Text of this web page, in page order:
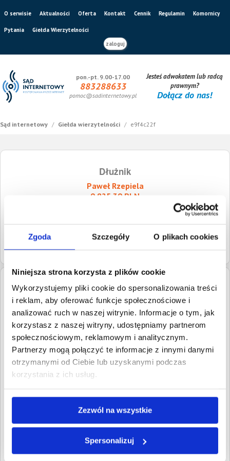
Zgoda Szczegóły O plikach cookies
Niniejsza strona korzysta z plików cookie
Wykorzystujemy pliki cookie do spersonalizowania treści
i reklam, aby oferować funkcje społecznościowe i
analizować ruch w naszej witrynie. Informacje o tym, jak
korzystasz z naszej witryny, udostępniamy partnerom
społecznościowym, reklamowym i analitycznym.
Partnerzy mogą połączyć te informacje z innymi danymi
otrzymanymi od Ciebie lub uzyskanymi podczas
korzystania z ich usług.
Zezwól na wszystkie
Spersonalizuj
O serwisie Aktualności Oferta Kontakt Cennik Regulamin Komornicy
Pytania
Giełda Wierzytelności
zaloguj
pon.-pt. 9.00-17.00
883288633
pomoc@sadinternetowy.pl
Jesteś adwokatem lub radcą
prawnym?
Dołącz do nas!
Sąd internetowy / Giełda wierzytelności / e9f4c22f
Dłużnik
Paweł Rzepiela
9 825,39 PLN
Wierzytelność z prawomocnym nakazem zapłaty/wyrokiem sądu
Sygnatura ogłoszenia o sprzedaży wierzytelności: e9f4c22f
Niniejsze ogłoszenie o sprzedaży wierzytelności jest
publikowane przez serwis z upoważnienia wierzyciela na
zasadach wskazanych w
39-400 Stale
Podkarpackie
Roszczenia:
1. Cywilne
Wartość:8 500,00 PLN
Data wymagalności:1
października 2017
W sumie:
Spłacono:
0,00 PLN
Całkowita
9 825,39 PLN
Prawomocny nakaz 30 września 2020